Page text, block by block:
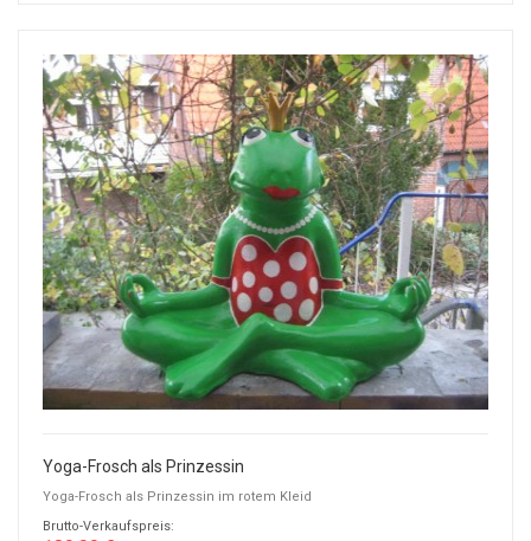
Yoga-Frosch als Prinzessin
Yoga-Frosch als Prinzessin im rotem Kleid
Brutto-Verkaufspreis: